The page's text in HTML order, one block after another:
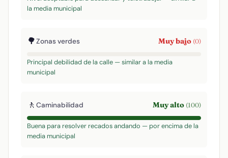
la media municipal
🌳Zonas verdes Muy bajo (0)
Principal debilidad de la calle — similar a la media
municipal
🚶 Caminabilidad Muy alto (100)
Buena para resolver recados andando — por encima de la
media municipal